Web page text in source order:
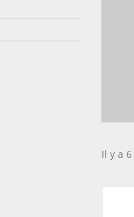
Il y a